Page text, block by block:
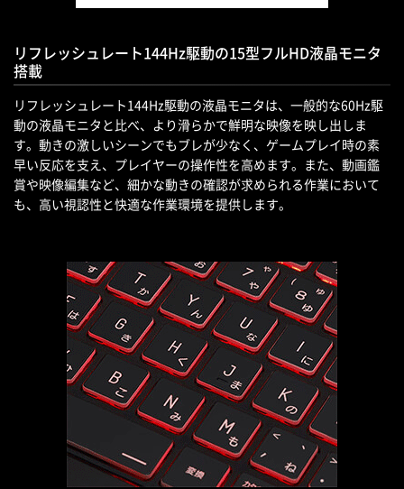
リフレッシュレート144Hz駆動の15型フルHD液晶モニタ
搭載
リフレッシュレート144Hz駆動の液晶モニタは、一般的な60Hz駆
動の液晶モニタと比べ、より滑らかで鮮明な映像を映し出しま
す。動きの激しいシーンでもブレが少なく、ゲームプレイ時の素
早い反応を支え、プレイヤーの操作性を高めます。また、動画鑑
賞や映像編集など、細かな動きの確認が求められる作業において
も、高い視認性と快適な作業環境を提供します。